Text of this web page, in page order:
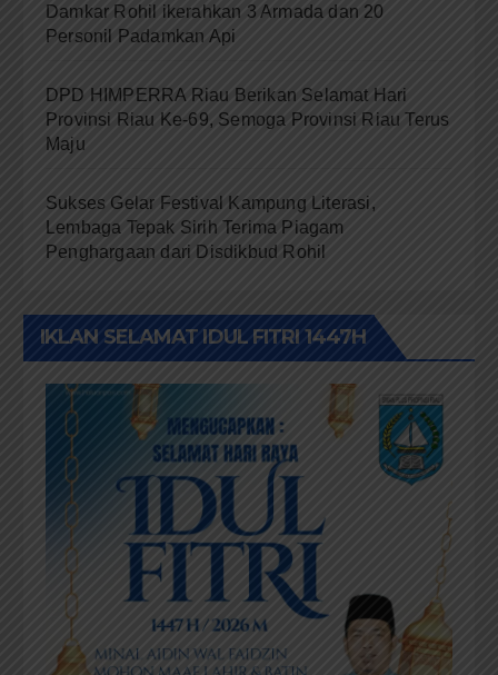
Damkar Rohil ikerahkan 3 Armada dan 20
Personil Padamkan Api
DPD HIMPERRA Riau Berikan Selamat Hari
Provinsi Riau Ke-69, Semoga Provinsi Riau Terus
Maju
Sukses Gelar Festival Kampung Literasi,
Lembaga Tepak Sirih Terima Piagam
Penghargaan dari Disdikbud Rohil
IKLAN SELAMAT IDUL FITRI 1447H